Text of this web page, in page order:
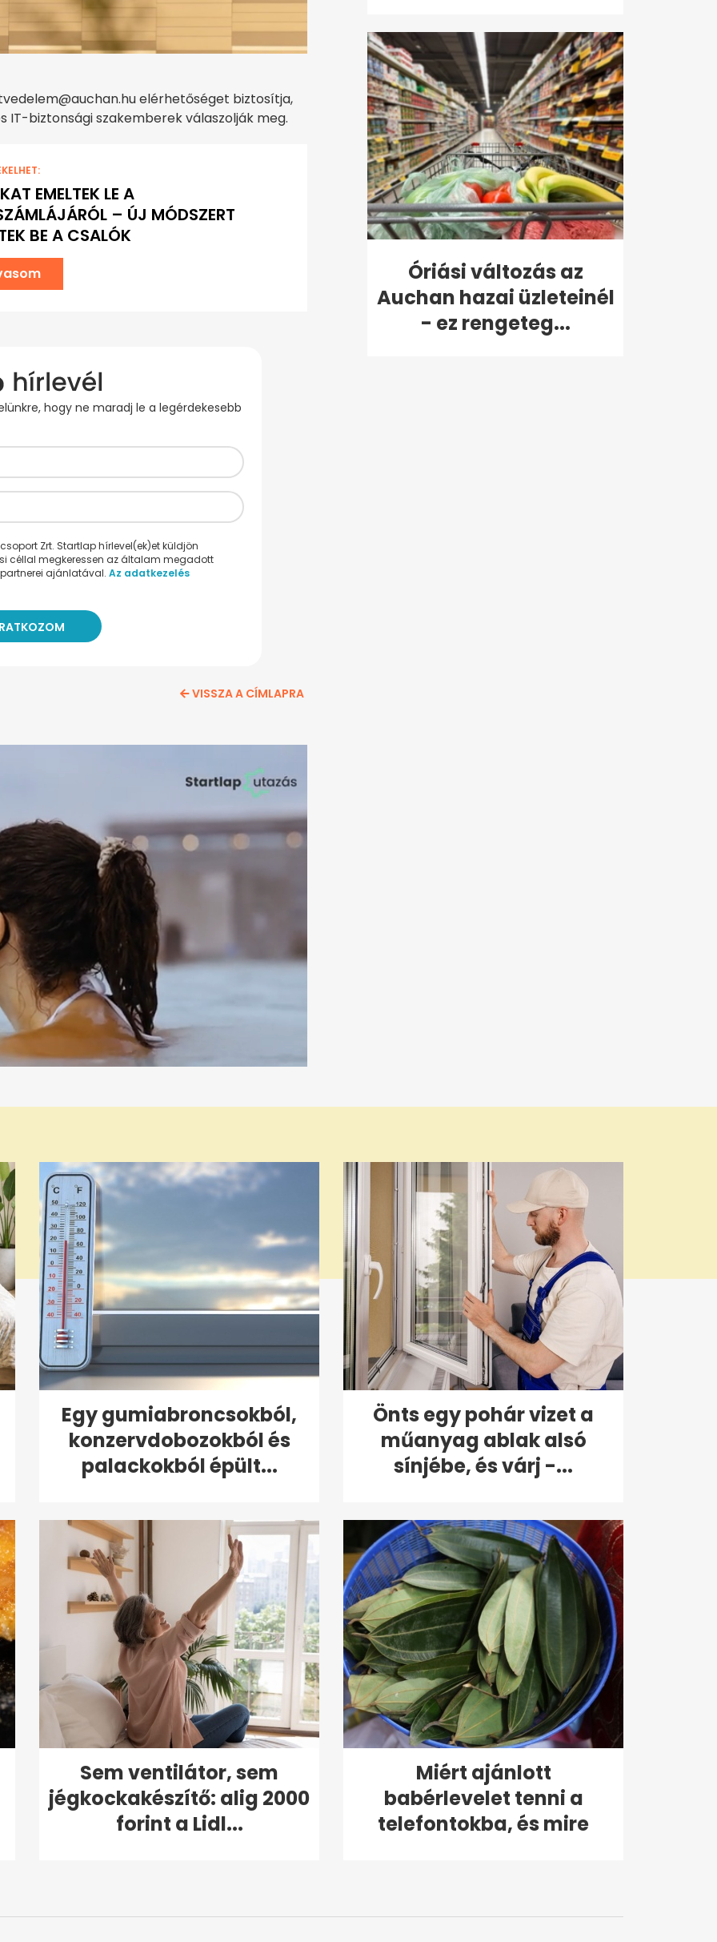
elérhetőséget biztosítja,
biztonsági szakemberek válaszolják meg.
EMELTEK LE A
– ÚJ MÓDSZERT
BE A CSALÓK
hogy ne maradj le a legérdekesebb
Zrt. Startlap hírlevel(ek)et küldjön
céllal megkeressen az általam megadott
ajánlatával. Az adatkezelés
VISSZA A CÍMLAPRA
Óriási változás az
Auchan hazai üzleteinél
- ez rengeteg...
Egy gumiabroncsokból,
konzervdobozokból és
palackokból épült...
Önts egy pohár vizet a
műanyag ablak alsó
sínjébe, és várj -...
Sem ventilátor, sem
jégkockakészítő: alig 2000
forint a Lidl...
Miért ajánlott
babérlevelet tenni a
telefontokba, és mire